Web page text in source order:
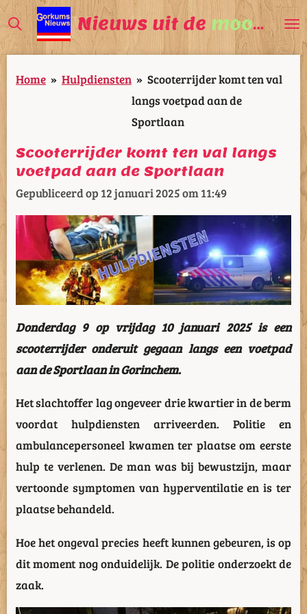
Ga
direct
naar
de
Nieuws uit de mooiste
Home » Hulpdiensten » Scooterrijder komt ten val
langs voetpad aan de
Sportlaan
Scooterrijder komt ten val langs
voetpad aan de Sportlaan
Gepubliceerd op 12 januari 2025 om 11:49
Donderdag 9 op vrijdag 10 januari 2025 is een
scooterrijder onderuit gegaan langs een voetpad
aan de Sportlaan in Gorinchem.
Het slachtoffer lag ongeveer drie kwartier in de berm
voordat hulpdiensten arriveerden. Politie en
ambulancepersoneel kwamen ter plaatse om eerste
hulp te verlenen. De man was bij bewustzijn, maar
vertoonde symptomen van hyperventilatie en is ter
plaatse behandeld.
Hoe het ongeval precies heeft kunnen gebeuren, is op
dit moment nog onduidelijk. De politie onderzoekt de
zaak.